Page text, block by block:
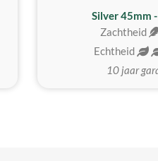
Silver 45mm
Zachtheid
Echtheid
10 jaar